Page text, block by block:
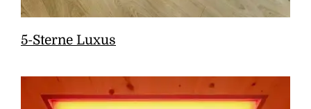
5-Sterne Luxus